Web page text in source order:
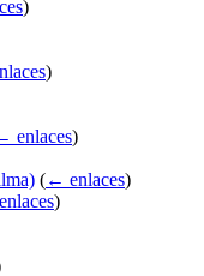
)
)
enlaces)
(← enlaces)
)